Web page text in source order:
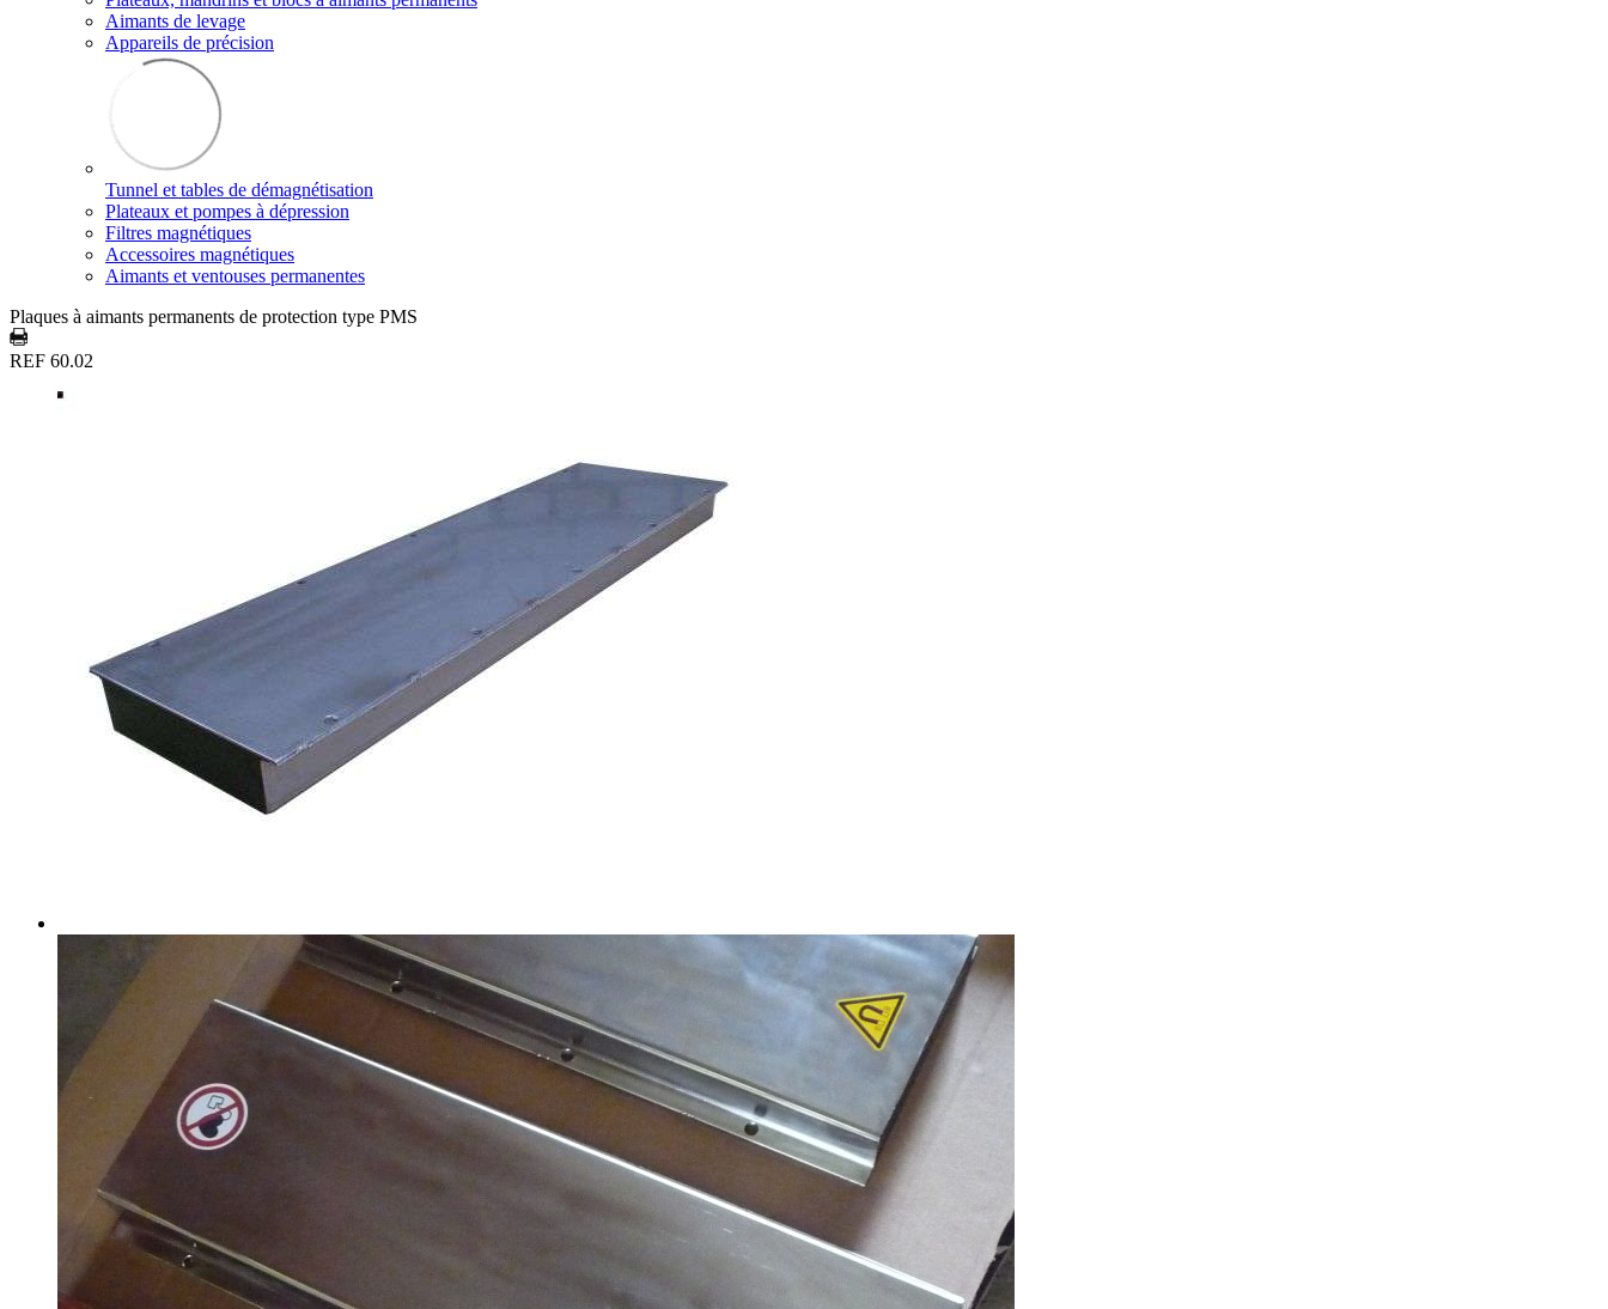
Aimants de levage
Appareils de précision
Tunnel et tables de démagnétisation
Plateaux et pompes à dépression
Filtres magnétiques
Accessoires magnétiques
Aimants et ventouses permanentes
Plaques à aimants permanents de protection type PMS
REF 60.02